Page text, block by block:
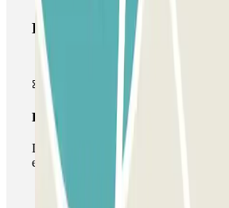
Produtos Parclick
Passe simples
Durante a sua estadia, só poderá entrar
estacionamento uma vez.